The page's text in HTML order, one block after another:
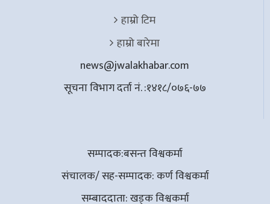
हाम्रो टिम
हाम्रो बारेमा
news@jwalakhabar.com
सूचना विभाग दर्ता नं. :१४१८/०७६-७७
सम्पादक:बसन्त विश्वकर्मा
संचालक/ सह-सम्पादक: कर्ण विश्वकर्मा
सम्बाददाता: खड्क विश्वकर्मा